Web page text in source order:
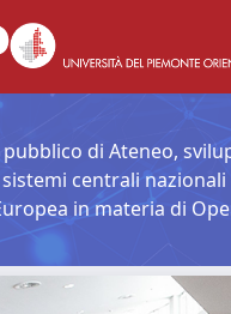
pubblico di Ateneo,
centrali
in materia di